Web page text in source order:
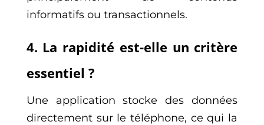
informatifs ou transactionnels.
4. La rapidité est-elle un critère
essentiel ?
Une application stocke des données
directement sur le téléphone, ce qui la